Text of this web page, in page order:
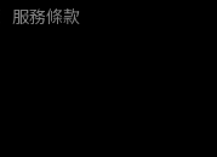
服務條款